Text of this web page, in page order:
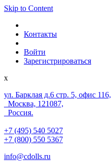
Skip to Content
Контакты
Войти
Зарегистрироваться
x
ул. Барклая д.6 стр. 5, офис 116,
Москва, 121087,
Россия.
+7 (495) 540 5027
+7 (800) 550 5367
info@cdolls.ru